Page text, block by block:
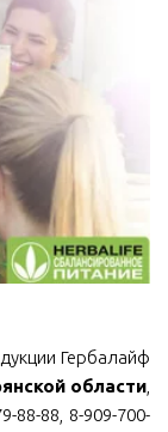
Гербалайф
области
88-88, 8-909-700-